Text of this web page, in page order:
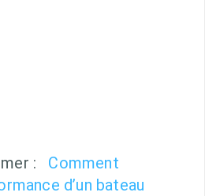
:
Comment
d’un bateau